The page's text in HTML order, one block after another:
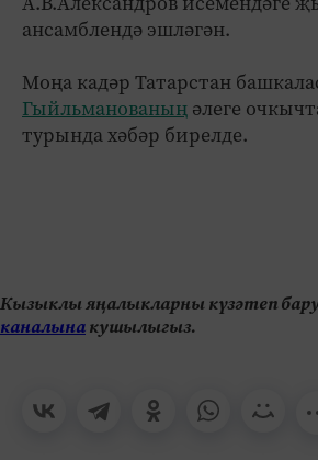
ансамблендә эшләгән.
Моңа кадәр Татарстан
Гыйльманованың әлеге
турында хәбәр бирелде.
Кызыклы яңалыкларны күзәтеп бару
каналынакушылыгыз.